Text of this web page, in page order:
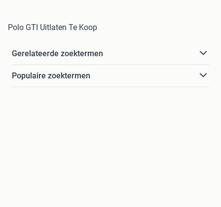
Polo GTI Uitlaten Te Koop
Gerelateerde zoektermen
Populaire zoektermen